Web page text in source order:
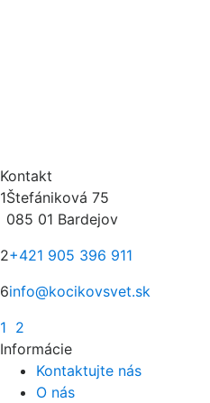
Kontakt
1Štefániková 75
085 01 Bardejov
2+421 905 396 911
6info@kocikovsvet.sk
1 2
Informácie
Kontaktujte nás
O nás